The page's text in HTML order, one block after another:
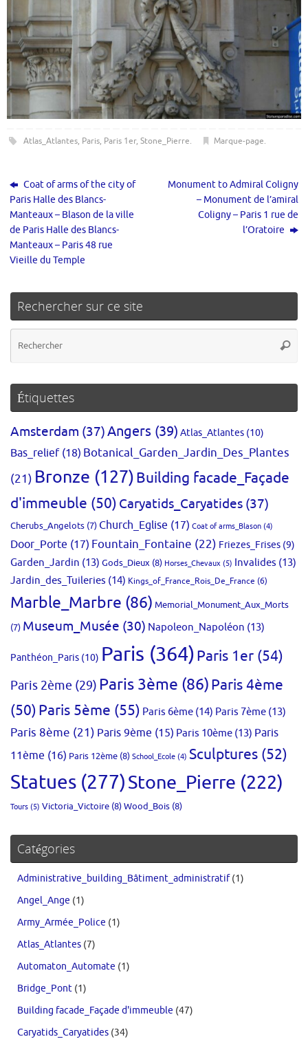
Atlas_Atlantes, Paris, Paris 1er, Stone_Pierre. Marque-page.
Coat of arms of the city of
Paris Halle des Blancs-
Manteaux – Blason de la ville
de Paris Halle des Blancs-
Manteaux – Paris 48 rue
Vieille du Temple
Monument to Admiral Coligny
– Monument de l’amiral
Coligny – Paris 1 rue de
l’Oratoire
Rechercher sur ce site
Étiquettes
Amsterdam (37)Angers (39) Atlas_Atlantes (10)
Bas_relief(18) Botanical_Garden_Jardin_Des_Plantes
(21) Bronze (127)Building facade_Façade
d'immeuble (50) Caryatids_Caryatides (37)
Cherubs_Angelots (7) Church_Eglise (17) Coat of arms_Blason (4)
Door_Porte (17) Fountain_Fontaine (22) Friezes_Frises (9)
Garden_Jardin (13) Gods_Dieux (8) Horses_Chevaux (5) Invalides (13)
Jardin_des_Tuileries (14) Kings_of_France_Rois_De_France (6)
Marble_Marbre (86) Memorial_Monument_Aux_Morts
(7) Museum_Musée (30) Napoleon_Napoléon (13)
Panthéon_Paris (10) Paris (364)Paris 1er (54)
Paris 2ème (29) Paris 3ème (86)Paris 4ème
(50)Paris 5ème (55) Paris 6ème (14) Paris 7ème (13)
Paris 8ème (21) Paris 9ème (15) Paris 10ème (13) Paris
11ème (16) Paris 12ème (8) School_Ecole (4) Sculptures (52)
Statues (277)Stone_Pierre (222)
Tours (5) Victoria_Victoire (8)Wood_Bois (8)
Catégories
Administrative_building_Bâtiment_administratif(1)
Angel_Ange (1)
Army_Armée_Police (1)
Atlas_Atlantes (7)
Automaton_Automate (1)
Bridge_Pont (1)
Building facade_Façade d'immeuble (47)
Caryatids_Caryatides (34)